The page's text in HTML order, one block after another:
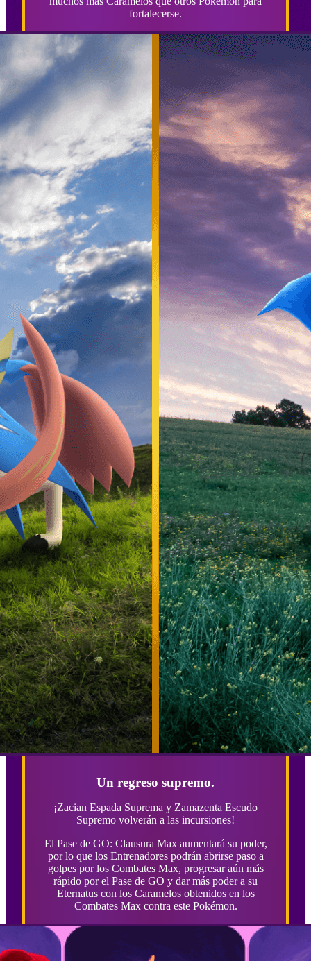
fortalecerse.
Un regreso supremo.
¡Zacian Espada Suprema y Zamazenta Escudo
Supremo volverán a las incursiones!
El Pase de GO: Clausura Max aumentará su poder,
por lo que los Entrenadores podrán abrirse paso a
golpes por los Combates Max, progresar aún más
rápido por el Pase de GO y dar más poder a su
Eternatus con los Caramelos obtenidos en los
Combates Max contra este Pokémon.